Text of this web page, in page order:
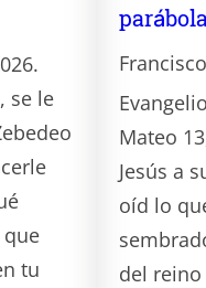
se le
que
tu
Francisco
Mateo
Jesús a
oíd lo
del